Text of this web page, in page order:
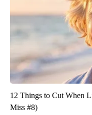
12 Things to Cut When
Miss #8)